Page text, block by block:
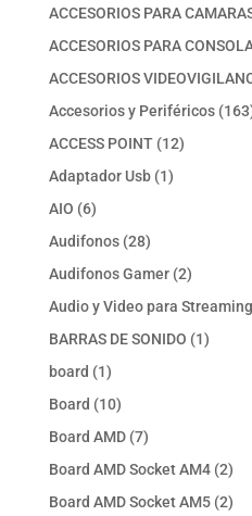
ACCESORIOS PARA
ACCESORIOS PARA
ACCESORIOS
Accesorios y Periféricos 163
ACCESS POINT 1212
Adaptador Usb 11
AIO 66
productos
Audifonos 2828
productos
Audifonos Gamer 22
productos
Audio y Video para Streaming
BARRAS DE SONIDO 11
board 11
producto
Board 1010
productos
Board AMD 77
productos
Board AMD Socket AM4 22
Board AMD Socket AM5 22